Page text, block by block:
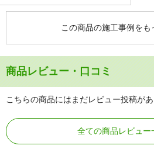
この商品の施工事例をも
商品レビュー・口コミ
こちらの商品にはまだレビュー投稿があ
全ての商品レビュー